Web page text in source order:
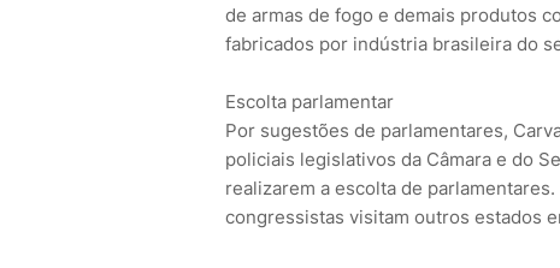
de armas de fogo e demais produtos
fabricados por indústria brasileira do
Escolta parlamentar
Por sugestões de parlamentares,
policiais legislativos da Câmara e do
realizarem a escolta de
congressistas visitam outros estados